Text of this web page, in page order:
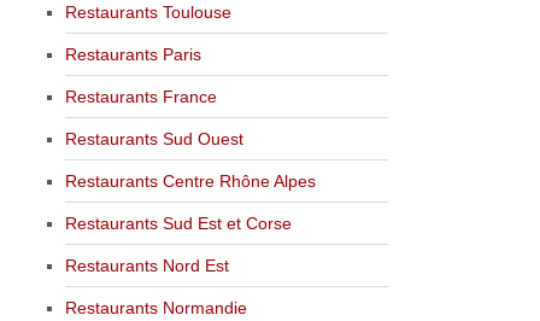
Restaurants Toulouse
Restaurants Paris
Restaurants France
Restaurants Sud Ouest
Restaurants Centre Rhône Alpes
Restaurants Sud Est et Corse
Restaurants Nord Est
Restaurants Normandie